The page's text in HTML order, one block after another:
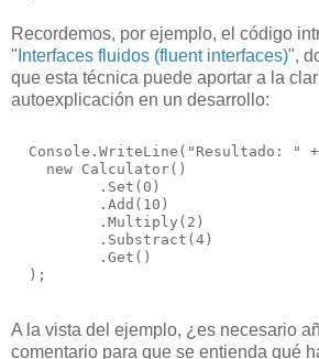
Recordemos, por ejemplo, el código
" Interfaces fluidos (fluent interfaces)",
que esta técnica puede aportar a la
autoexplicación en un desarrollo:
  Console.WriteLine("Resultado: " +
    new Calculator()
          .Set(0)
          .Add(10)
          .Multiply(2)
          .Substract(4)
          .Get()
  );
A la vista del ejemplo, ¿es necesario
comentario para que se entienda qué